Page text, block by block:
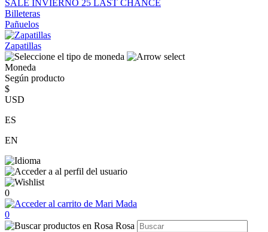
SALE INVIERNO 25 LAST CHANCE
Billeteras
Pañuelos
Zapatillas
Moneda
Según producto
$
USD
ES
EN
0
0